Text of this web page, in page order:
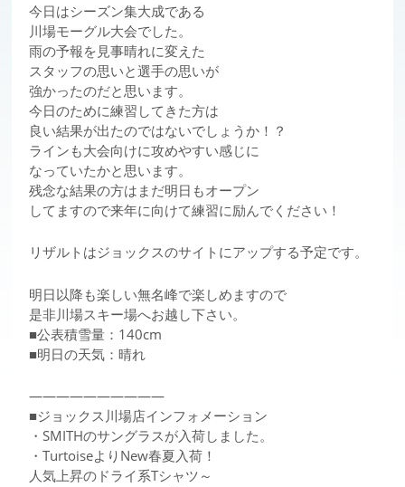
今日はシーズン集大成である
川場モーグル大会でした。
雨の予報を見事晴れに変えた
スタッフの思いと選手の思いが
強かったのだと思います。
今日のために練習してきた方は
良い結果が出たのではないでしょうか！？
ラインも大会向けに攻めやすい感じに
なっていたかと思います。
残念な結果の方はまだ明日もオープン
してますので来年に向けて練習に励んでください！
リザルトはジョックスのサイトにアップする予定です。
明日以降も楽しい無名峰で楽しめますので
是非川場スキー場へお越し下さい。
■公表積雪量：140cm
■明日の天気：晴れ
——————————
■ジョックス川場店インフォメーション
・SMITHのサングラスが入荷しました。
・TurtoiseよりNew春夏入荷！
人気上昇のドライ系Tシャツ～